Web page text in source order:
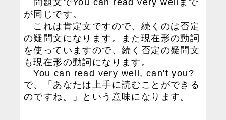
が同じです。
これは肯定文ですので、続くのは否定
の疑問文になります。また現在形の動詞
を使っていますので、続く否定の疑問文
も現在形の動詞になります。
You can read very well, can't you?
で、「あなたは上手に読むことができる
のですね。」という意味になります。